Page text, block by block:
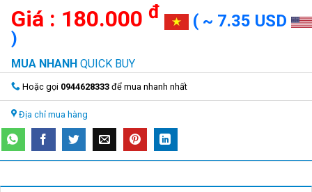
180.000 đ
( ~ 7.35 USD
)
MUA NHANH QUICK BUY
Hoặc gọi 0944628333 để mua nhanh nhất
Địa chỉ mua hàng